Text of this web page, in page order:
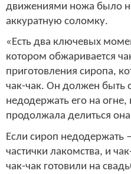
движениями ножа было
аккуратную соломку.
«Есть два ключевых
котором обжаривается
приготовления сиропа,
чак-чак. Он должен быть
недодержать его на
продолжала делиться
Если сироп недодержать
частички лакомства, и
чак-чак готовили на